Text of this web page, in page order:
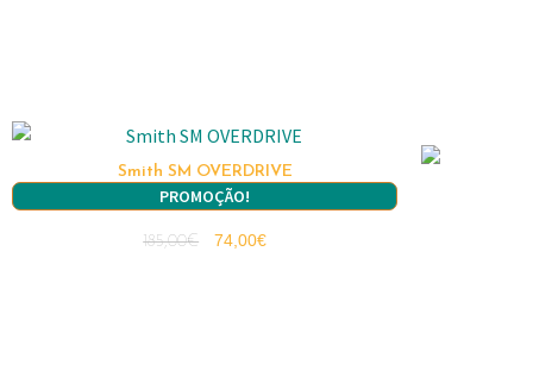
Smith SM OVERDRIVE
PROMOÇÃO!
185,00€ 74,00€